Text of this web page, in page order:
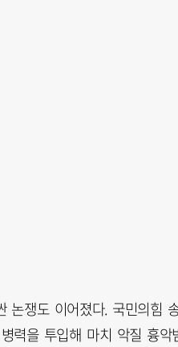
논쟁도 이어졌다. 국민의힘
력을 투입해 마치 악질 흉악